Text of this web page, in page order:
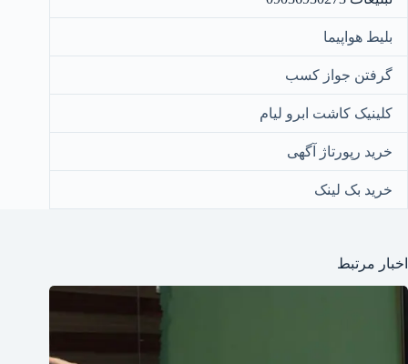
بلیط هواپیما
گرفتن جواز کسب
کلینیک کاشت ابرو لیام
خرید رپورتاژ آگهی
خرید بک لینک
اخبار مرتبط